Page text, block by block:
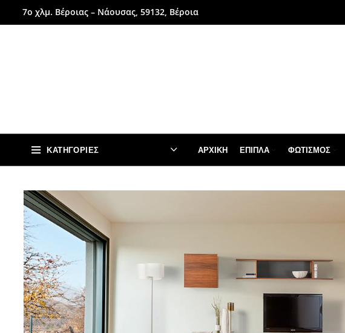
7ο χλμ. Βέροιας – Νάουσας, 59132, Βέροια
ΚΑΤΗΓΟΡΊΕΣ ΑΡΧΙΚΉ ΈΠΙΠΛΑ ΦΩΤΙΣΜΌΣ